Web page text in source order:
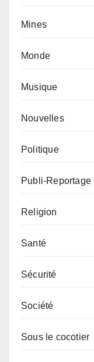
Mines
Monde
Musique
Nouvelles
Politique
Publi-Reportage
Religion
Santé
Sécurité
Société
Sous le cocotier